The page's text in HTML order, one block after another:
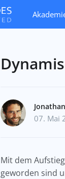
07. Mai
Mit dem
geworden sind